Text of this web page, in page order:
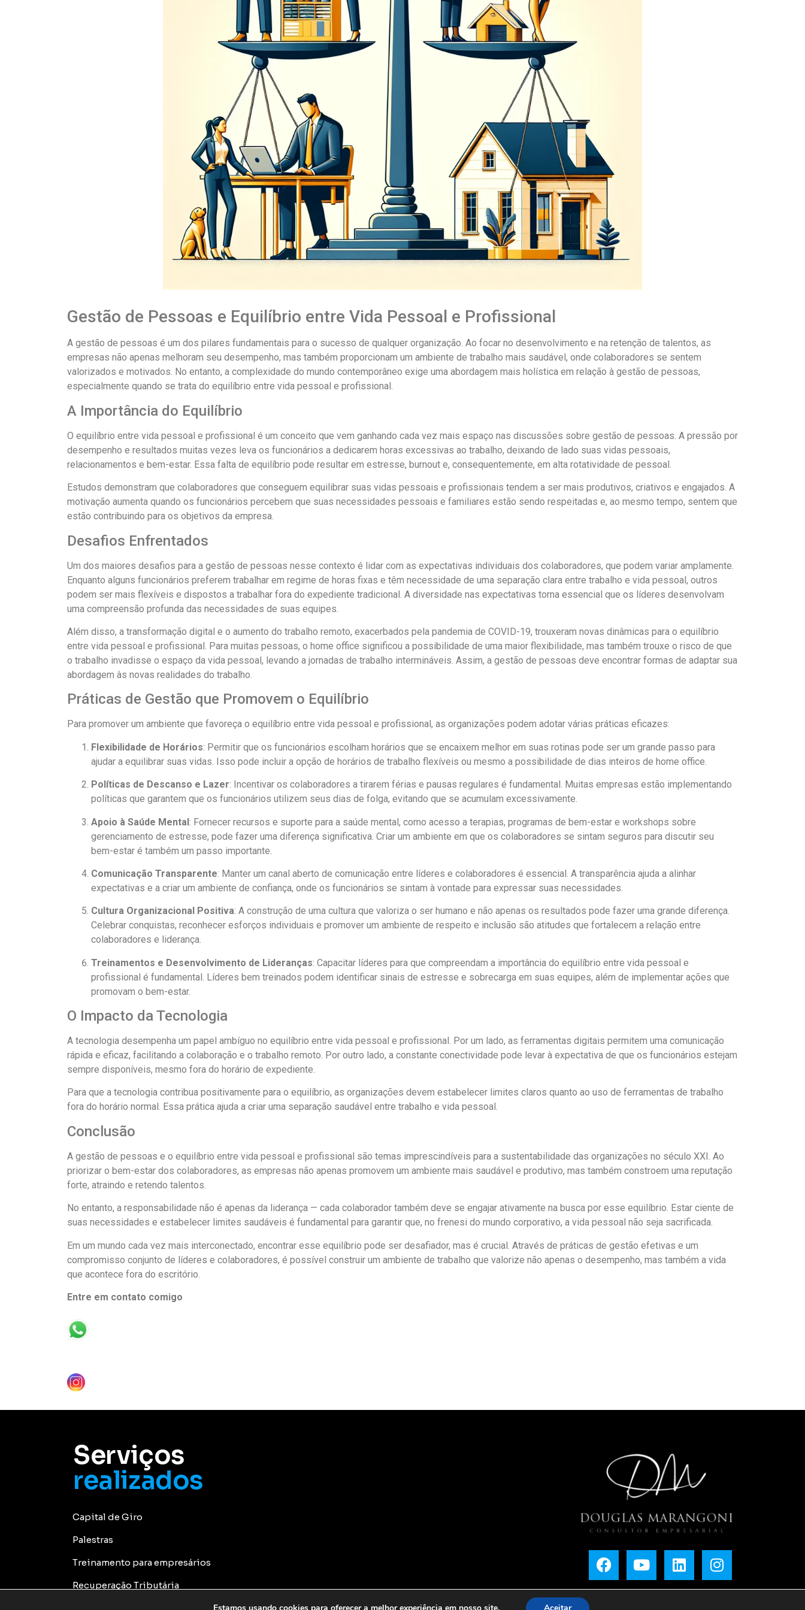
Gestão de Pessoas e Equilíbrio entre Vida Pessoal e Profissional
A gestão de pessoas é um dos pilares fundamentais para o sucesso de qualquer organização. Ao focar no desenvolvimento e na retenção de talentos, as
empresas não apenas melhoram seu desempenho, mas também proporcionam um ambiente de trabalho mais saudável, onde colaboradores se sentem
valorizados e motivados. No entanto, a complexidade do mundo contemporâneo exige uma abordagem mais holística em relação à gestão de pessoas,
especialmente quando se trata do equilíbrio entre vida pessoal e profissional.
A Importância do Equilíbrio
O equilíbrio entre vida pessoal e profissional é um conceito que vem ganhando cada vez mais espaço nas discussões sobre gestão de pessoas. A pressão por
desempenho e resultados muitas vezes leva os funcionários a dedicarem horas excessivas ao trabalho, deixando de lado suas vidas pessoais,
relacionamentos e bem-estar. Essa falta de equilíbrio pode resultar em estresse, burnout e, consequentemente, em alta rotatividade de pessoal.
Estudos demonstram que colaboradores que conseguem equilibrar suas vidas pessoais e profissionais tendem a ser mais produtivos, criativos e engajados. A
motivação aumenta quando os funcionários percebem que suas necessidades pessoais e familiares estão sendo respeitadas e, ao mesmo tempo, sentem que
estão contribuindo para os objetivos da empresa.
Desafios Enfrentados
Um dos maiores desafios para a gestão de pessoas nesse contexto é lidar com as expectativas individuais dos colaboradores, que podem variar amplamente.
Enquanto alguns funcionários preferem trabalhar em regime de horas fixas e têm necessidade de uma separação clara entre trabalho e vida pessoal, outros
podem ser mais flexíveis e dispostos a trabalhar fora do expediente tradicional. A diversidade nas expectativas torna essencial que os líderes desenvolvam
uma compreensão profunda das necessidades de suas equipes.
Além disso, a transformação digital e o aumento do trabalho remoto, exacerbados pela pandemia de COVID-19, trouxeram novas dinâmicas para o equilíbrio
entre vida pessoal e profissional. Para muitas pessoas, o home office significou a possibilidade de uma maior flexibilidade, mas também trouxe o risco de que
o trabalho invadisse o espaço da vida pessoal, levando a jornadas de trabalho intermináveis. Assim, a gestão de pessoas deve encontrar formas de adaptar sua
abordagem às novas realidades do trabalho.
Práticas de Gestão que Promovem o Equilíbrio
Para promover um ambiente que favoreça o equilíbrio entre vida pessoal e profissional, as organizações podem adotar várias práticas eficazes:
Flexibilidade de Horários: Permitir que os funcionários escolham horários que se encaixem melhor em suas rotinas pode ser um grande passo para
ajudar a equilibrar suas vidas. Isso pode incluir a opção de horários de trabalho flexíveis ou mesmo a possibilidade de dias inteiros de home office.
Políticas de Descanso e Lazer: Incentivar os colaboradores a tirarem férias e pausas regulares é fundamental. Muitas empresas estão implementando
políticas que garantem que os funcionários utilizem seus dias de folga, evitando que se acumulam excessivamente.
Apoio à Saúde Mental: Fornecer recursos e suporte para a saúde mental, como acesso a terapias, programas de bem-estar e workshops sobre
gerenciamento de estresse, pode fazer uma diferença significativa. Criar um ambiente em que os colaboradores se sintam seguros para discutir seu
bem-estar é também um passo importante.
Comunicação Transparente: Manter um canal aberto de comunicação entre líderes e colaboradores é essencial. A transparência ajuda a alinhar
expectativas e a criar um ambiente de confiança, onde os funcionários se sintam à vontade para expressar suas necessidades.
Cultura Organizacional Positiva: A construção de uma cultura que valoriza o ser humano e não apenas os resultados pode fazer uma grande diferença.
Celebrar conquistas, reconhecer esforços individuais e promover um ambiente de respeito e inclusão são atitudes que fortalecem a relação entre
colaboradores e liderança.
Treinamentos e Desenvolvimento de Lideranças: Capacitar líderes para que compreendam a importância do equilíbrio entre vida pessoal e
profissional é fundamental. Líderes bem treinados podem identificar sinais de estresse e sobrecarga em suas equipes, além de implementar ações que
promovam o bem-estar.
O Impacto da Tecnologia
A tecnologia desempenha um papel ambíguo no equilíbrio entre vida pessoal e profissional. Por um lado, as ferramentas digitais permitem uma comunicação
rápida e eficaz, facilitando a colaboração e o trabalho remoto. Por outro lado, a constante conectividade pode levar à expectativa de que os funcionários estejam
sempre disponíveis, mesmo fora do horário de expediente.
Para que a tecnologia contribua positivamente para o equilíbrio, as organizações devem estabelecer limites claros quanto ao uso de ferramentas de trabalho
fora do horário normal. Essa prática ajuda a criar uma separação saudável entre trabalho e vida pessoal.
Conclusão
A gestão de pessoas e o equilíbrio entre vida pessoal e profissional são temas imprescindíveis para a sustentabilidade das organizações no século XXI. Ao
priorizar o bem-estar dos colaboradores, as empresas não apenas promovem um ambiente mais saudável e produtivo, mas também constroem uma reputação
forte, atraindo e retendo talentos.
No entanto, a responsabilidade não é apenas da liderança — cada colaborador também deve se engajar ativamente na busca por esse equilíbrio. Estar ciente de
suas necessidades e estabelecer limites saudáveis é fundamental para garantir que, no frenesi do mundo corporativo, a vida pessoal não seja sacrificada.
Em um mundo cada vez mais interconectado, encontrar esse equilíbrio pode ser desafiador, mas é crucial. Através de práticas de gestão efetivas e um
compromisso conjunto de líderes e colaboradores, é possível construir um ambiente de trabalho que valorize não apenas o desempenho, mas também a vida
que acontece fora do escritório.
Entre em contato comigo
Serviços
realizados
Capital de Giro
Palestras
Treinamento para empresários
Recuperação Tributária